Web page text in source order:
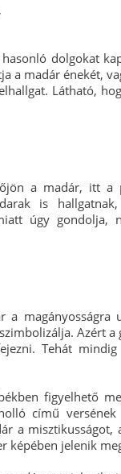
dolgokat
a madár énekét,
Látható,
a madár, itt a
is
úgy
magányosságra
Azért
Tehát
figyelhető
című
a
képében jelenik